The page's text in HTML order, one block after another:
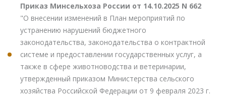
Приказ Минсельхоза России от 14.10.2025 N 662
"О внесении изменений в План мероприятий по
устранению нарушений бюджетного
законодательства, законодательства о контрактной
системе и предоставлении государственных услуг, а
также в сфере животноводства и ветеринарии,
утвержденный приказом Министерства сельского
хозяйства Российской Федерации от 9 февраля 2023 г.